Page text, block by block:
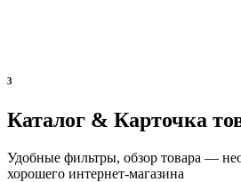
3
Каталог & Карточка
Удобные фильтры, обзор товара —
хорошего интернет-магазина